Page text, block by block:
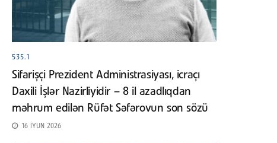
535.1
Sifarişçi Prezident Administrasiyası, icraçı
Daxili İşlər Nazirliyidir – 8 il azadlıqdan
məhrum edilən Rüfət Səfərovun son sözü
16 İYUN 2026